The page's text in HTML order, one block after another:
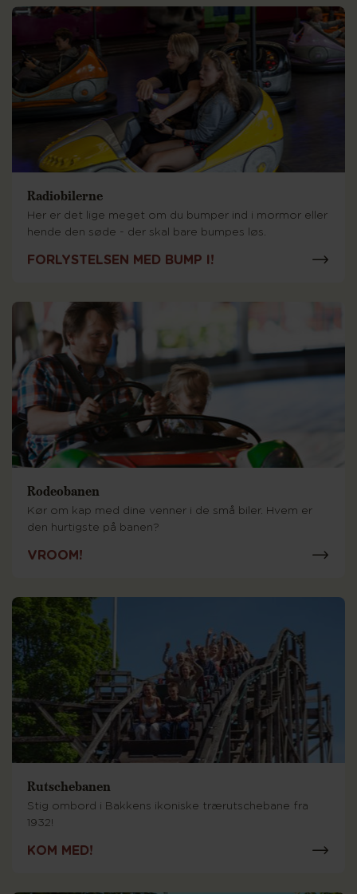
Radiobilerne
Her er det lige meget om du bumper ind i mormor eller
hende den søde - der skal bare bumpes løs.
FORLYSTELSEN MED BUMP I!
Rodeobanen
Kør om kap med dine venner i de små biler. Hvem er
den hurtigste på banen?
VROOM!
Rutschebanen
Stig ombord i Bakkens ikoniske trærutschebane fra
1932!
KOM MED!